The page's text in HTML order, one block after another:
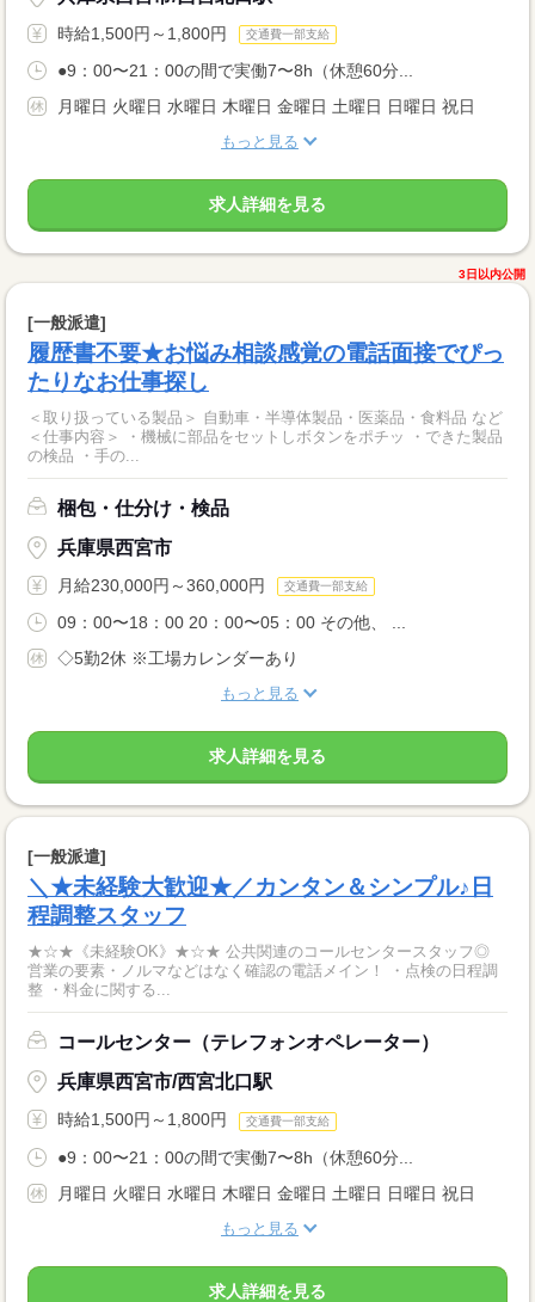
時給1,500円～1,800円 交通費一部支給
●9：00〜21：00の間で実働7〜8h（休憩60分...
月曜日 火曜日 水曜日 木曜日 金曜日 土曜日 日曜日 祝日
もっと見る
求人詳細を見る
3日以内公開
[一般派遣]
履歴書不要★お悩み相談感覚の電話面接でぴっ
たりなお仕事探し
＜取り扱っている製品＞ 自動車・半導体製品・医薬品・食料品 など
＜仕事内容＞ ・機械に部品をセットしボタンをポチッ ・できた製品
の検品 ・手の...
梱包・仕分け・検品
兵庫県西宮市
月給230,000円～360,000円 交通費一部支給
09：00〜18：00 20：00〜05：00 その他、 ...
◇5勤2休 ※工場カレンダーあり
もっと見る
求人詳細を見る
[一般派遣]
＼★未経験大歓迎★／カンタン＆シンプル♪日
程調整スタッフ
★☆★《未経験OK》★☆★ 公共関連のコールセンタースタッフ◎
営業の要素・ノルマなどはなく確認の電話メイン！ ・点検の日程調
整 ・料金に関する...
コールセンター（テレフォンオペレーター）
兵庫県西宮市/西宮北口駅
時給1,500円～1,800円 交通費一部支給
●9：00〜21：00の間で実働7〜8h（休憩60分...
月曜日 火曜日 水曜日 木曜日 金曜日 土曜日 日曜日 祝日
もっと見る
求人詳細を見る